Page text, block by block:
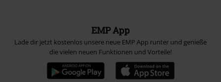
EMP App
Lade dir jetzt kostenlos unsere neue EMP App runter und genieße
die vielen neuen Funktionen und Vorteile!